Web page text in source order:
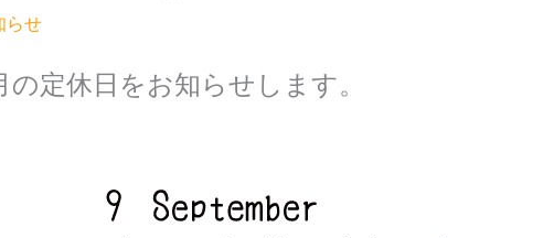
らせ
の定休日をお知らせします。